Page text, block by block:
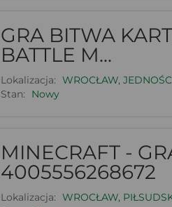
GRA BITWA
BATTLE M...
Lokalizacja: WROCŁAW,
Stan:
Nowy
MINECRAFT -
4005556268672
Lokalizacja: WROCŁAW,